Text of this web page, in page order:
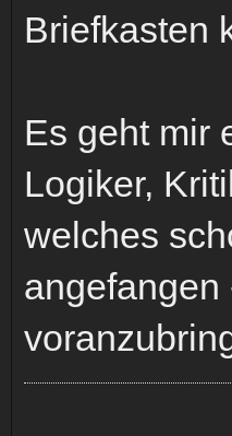
Briefkasten
Es geht mir
Logiker,
welches
angefangen